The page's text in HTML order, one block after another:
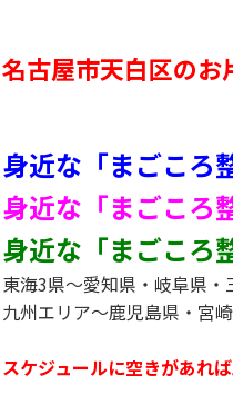
名古屋市天白区のお
身近な「まごころ
身近な「まごころ
身近な「まごころ
東海3県～愛知県・岐阜県
九州エリア～鹿児島県・宮
スケジュールに空きがあれ